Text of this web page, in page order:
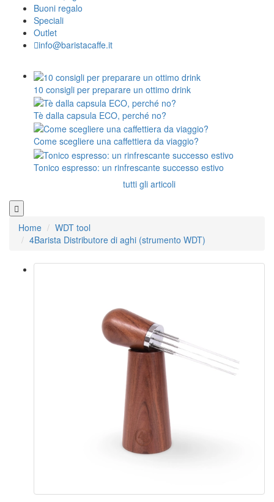
Buoni regalo
Speciali
Outlet
info@baristacaffe.it
10 consigli per preparare un ottimo drink
Tè dalla capsula ECO, perché no?
Come scegliere una caffettiera da viaggio?
Tonico espresso: un rinfrescante successo estivo
tutti gli articoli
Home
WDT tool
4Barista Distributore di aghi (strumento WDT)